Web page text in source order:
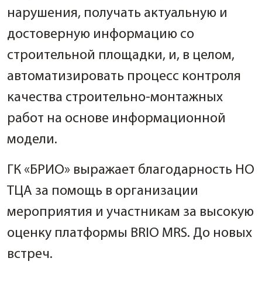
нарушения, получать актуальную и
достоверную информацию со
строительной площадки, и, в целом,
автоматизировать процесс контроля
качества строительно-монтажных
работ на основе информационной
модели.
ГК «БРИО» выражает благодарность НО
ТЦА за помощь в организации
мероприятия и участникам за высокую
оценку платформы BRIO MRS. До новых
встреч.